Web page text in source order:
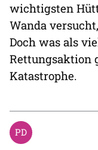
wichtigsten
Wanda
Doch was als
Rettungsaktion
Katastrophe.